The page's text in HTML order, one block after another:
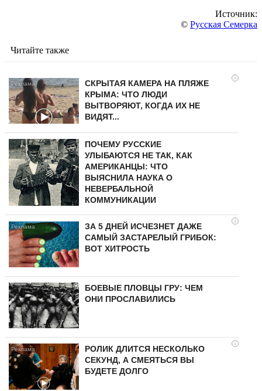
Источник:
© Русская Семерка
Читайте также
i
СКРЫТАЯ КАМЕРА НА ПЛЯЖЕ
КРЫМА: ЧТО ЛЮДИ
ВЫТВОРЯЮТ, КОГДА ИХ НЕ
ВИДЯТ...
ПОЧЕМУ РУССКИЕ
УЛЫБАЮТСЯ НЕ ТАК, КАК
АМЕРИКАНЦЫ: ЧТО
ВЫЯСНИЛА НАУКА О
НЕВЕРБАЛЬНОЙ
КОММУНИКАЦИИ
i
ЗА 5 ДНЕЙ ИСЧЕЗНЕТ ДАЖЕ
САМЫЙ ЗАСТАРЕЛЫЙ ГРИБОК:
ВОТ ХИТРОСТЬ
БОЕВЫЕ ПЛОВЦЫ ГРУ: ЧЕМ
ОНИ ПРОСЛАВИЛИСЬ
i
РОЛИК ДЛИТСЯ НЕСКОЛЬКО
СЕКУНД, А СМЕЯТЬСЯ ВЫ
БУДЕТЕ ДОЛГО